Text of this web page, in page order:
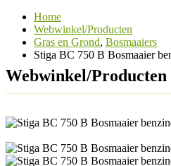
Home
Webwinkel/Producten
Gras en Grond, Bosmaaiers
Stiga BC 750 B Bosmaaier
Webwinkel/Producten